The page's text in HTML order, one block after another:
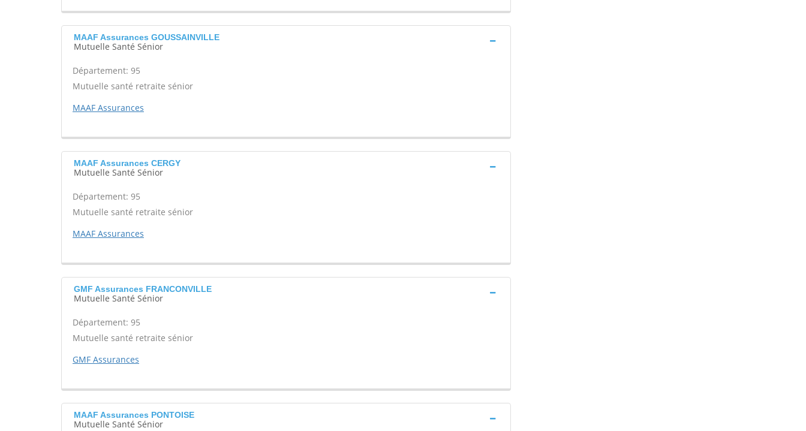
MAAF Assurances GOUSSAINVILLE
Mutuelle Santé Sénior
Département: 95
Mutuelle santé retraite sénior
MAAF Assurances
MAAF Assurances CERGY
Mutuelle Santé Sénior
Département: 95
Mutuelle santé retraite sénior
MAAF Assurances
GMF Assurances FRANCONVILLE
Mutuelle Santé Sénior
Département: 95
Mutuelle santé retraite sénior
GMF Assurances
MAAF Assurances PONTOISE
Mutuelle Santé Sénior